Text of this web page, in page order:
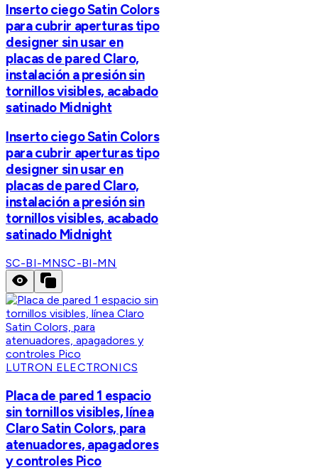
Inserto ciego Satin Colors
para cubrir aperturas tipo
designer sin usar en
placas de pared Claro,
instalación a presión sin
tornillos visibles, acabado
satinado Midnight
Inserto ciego Satin Colors
para cubrir aperturas tipo
designer sin usar en
placas de pared Claro,
instalación a presión sin
tornillos visibles, acabado
satinado Midnight
SC-BI-MNSC-BI-MN
LUTRON ELECTRONICS
Placa de pared 1 espacio
sin tornillos visibles, línea
Claro Satin Colors, para
atenuadores, apagadores
y controles Pico